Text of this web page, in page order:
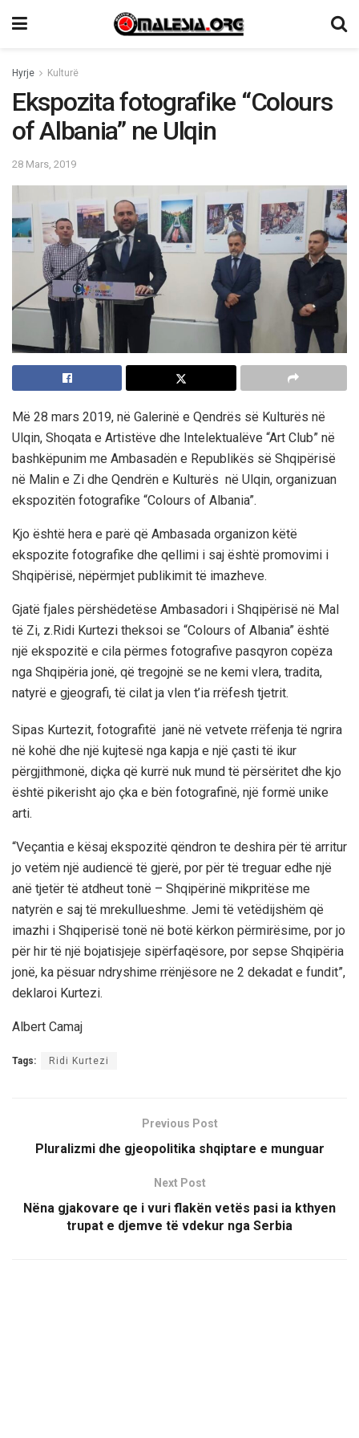
Hyrje Kulturë
Ekspozita fotografike “Colours
of Albania” ne Ulqin
28 Mars, 2019
Më 28 mars 2019, në Galerinë e Qendrës së Kulturës në
Ulqin, Shoqata e Artistëve dhe Intelektualëve “Art Club” në
bashkëpunim me Ambasadën e Republikës së Shqipërisë
në Malin e Zi dhe Qendrën e Kulturës në Ulqin, organizuan
ekspozitën fotografike “Colours of Albania”.
Kjo është hera e parë që Ambasada organizon këtë
ekspozite fotografike dhe qellimi i saj është promovimi i
Shqipërisë, nëpërmjet publikimit të imazheve.
Gjatë fjales përshëdetëse Ambasadori i Shqipërisë në Mal
të Zi, z.Ridi Kurtezi theksoi se “Colours of Albania” është
një ekspozitë e cila përmes fotografive pasqyron copëza
nga Shqipëria jonë, që tregojnë se ne kemi vlera, tradita,
natyrë e gjeografi, të cilat ja vlen t’ia rrëfesh tjetrit.
Sipas Kurtezit, fotografitë janë në vetvete rrëfenja të ngrira
në kohë dhe një kujtesë nga kapja e një çasti të ikur
përgjithmonë, diçka që kurrë nuk mund të përsëritet dhe kjo
është pikerisht ajo çka e bën fotografinë, një formë unike
arti.
“Veçantia e kësaj ekspozitë qëndron te deshira për të arritur
jo vetëm një audiencë të gjerë, por për të treguar edhe një
anë tjetër të atdheut tonë – Shqipërinë mikpritëse me
natyrën e saj të mrekullueshme. Jemi të vetëdijshëm që
imazhi i Shqiperisë tonë në botë kërkon përmirësime, por jo
për hir të një bojatisjeje sipërfaqësore, por sepse Shqipëria
jonë, ka pësuar ndryshime rrënjësore ne 2 dekadat e fundit”,
deklaroi Kurtezi.
Albert Camaj
Tags: Ridi Kurtezi
Previous Post
Pluralizmi dhe gjeopolitika shqiptare e munguar
Next Post
Nëna gjakovare qe i vuri flakën vetës pasi ia kthyen
trupat e djemve të vdekur nga Serbia